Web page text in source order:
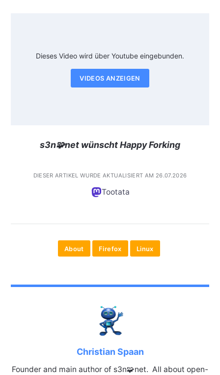
Dieses Video wird über Youtube eingebunden.
VIDEOS ANZEIGEN
s3n🧩net wünscht Happy Forking
DIESER ARTIKEL WURDE AKTUALISIERT AM 26.07.2026
Tootata
About Firefox Linux
Christian Spaan
Founder and main author of s3n🧩net. All about open-